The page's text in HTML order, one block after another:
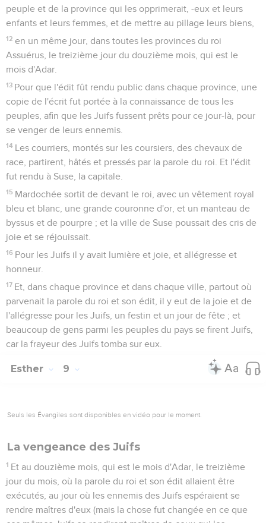
peuple et de la province qui les opprimerait, -eux et leurs
enfants et leurs femmes, et de mettre au pillage leurs biens,
12 en un même jour, dans toutes les provinces du roi
Assuérus, le treizième jour du douzième mois, qui est le
mois d'Adar.
13 Pour que l'édit fût rendu public dans chaque province, une
copie de l'écrit fut portée à la connaissance de tous les
peuples, afin que les Juifs fussent prêts pour ce jour-là, pour
se venger de leurs ennemis.
14 Les courriers, montés sur les coursiers, des chevaux de
race, partirent, hâtés et pressés par la parole du roi. Et l'édit
fut rendu à Suse, la capitale.
15 Mardochée sortit de devant le roi, avec un vêtement royal
bleu et blanc, une grande couronne d'or, et un manteau de
byssus et de pourpre ; et la ville de Suse poussait des cris de
joie et se réjouissait.
16 Pour les Juifs il y avait lumière et joie, et allégresse et
honneur.
17 Et, dans chaque province et dans chaque ville, partout où
parvenait la parole du roi et son édit, il y eut de la joie et de
l'allégresse pour les Juifs, un festin et un jour de fête ; et
beaucoup de gens parmi les peuples du pays se firent Juifs,
car la frayeur des Juifs tomba sur eux.
Esther 9
Seuls les Évangiles sont disponibles en vidéo pour le moment.
La vengeance des Juifs
1 Et au douzième mois, qui est le mois d'Adar, le treizième
jour du mois, où la parole du roi et son édit allaient être
exécutés, au jour où les ennemis des Juifs espéraient se
rendre maîtres d'eux (mais la chose fut changée en ce que